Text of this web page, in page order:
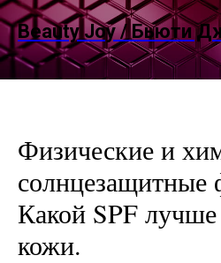
Beauty Joy / Бьюти
Физические и
солнцезащитные
Какой SPF
кожи.